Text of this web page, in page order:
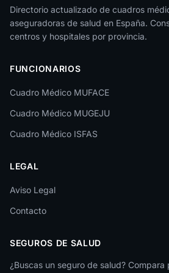
Jaén
La Rioja
León
Lleida
Lugo
Málaga
Melilla
Murcia
Directorio actualizado de cuadros
aseguradoras de salud en España.
centros y hospitales por provincia.
FUNCIONARIOS
Cuadro Médico MUFACE
Cuadro Médico MUGEJU
Cuadro Médico ISFAS
LEGAL
Aviso Legal
Contacto
SEGUROS DE SALUD
¿Buscas un seguro de salud?